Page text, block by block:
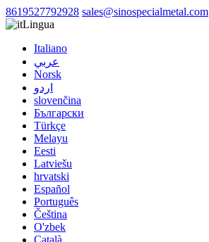
8619527792928 sales@sinospecialmetal.com
Lingua
Italiano
عربي
Norsk
اردو
slovenčina
Български
Türkçe
Melayu
Eesti
Latviešu
hrvatski
Español
Português
Čeština
O'zbek
Català